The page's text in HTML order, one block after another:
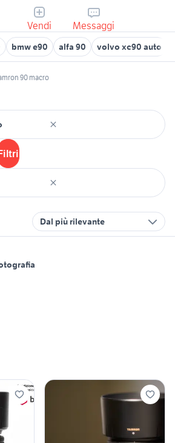
Vendi Messaggi
bmw e90 alfa 90 volvo xc90 auto
90 macro
Dal più rilevante